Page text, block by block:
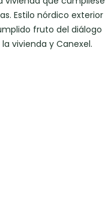
Estilo nórdico exterior
fruto del diálogo
vivienda y Canexel.